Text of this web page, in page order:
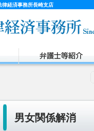
経済事務所長崎支店
男女関係解消